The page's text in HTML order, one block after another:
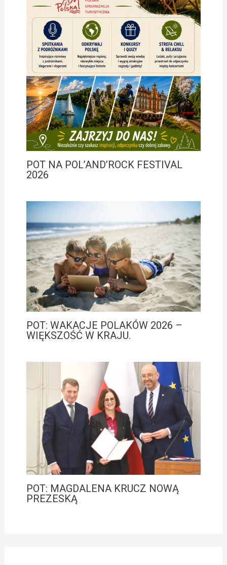
POT NA POL’AND’ROCK FESTIVAL
2026
POT: WAKACJE POLAKÓW 2026 –
WIĘKSZOŚĆ W KRAJU.
POT: MAGDALENA KRUCZ NOWĄ
PREZESKĄ